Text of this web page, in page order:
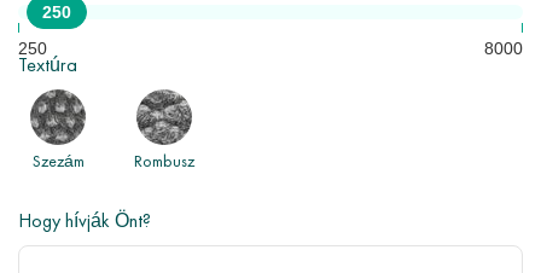
250
250
8000
Textúra
Szezám Rombusz
Hogy hívják Önt?